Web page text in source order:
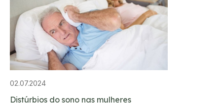
02.07.2024
Distúrbios do sono nas mulheres